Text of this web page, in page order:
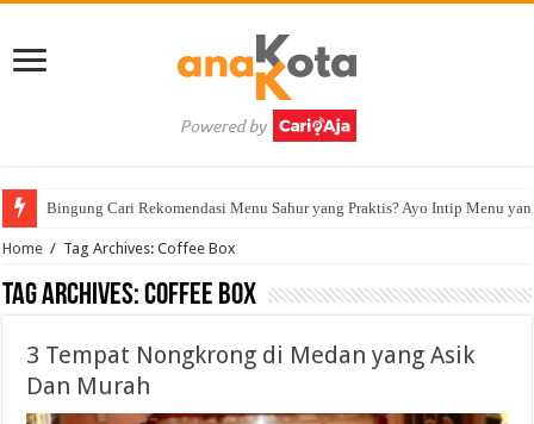
Bingung Cari Rekomendasi Menu Sahur yang Praktis? Ayo Intip Menu
Home / Tag Archives: Coffee Box
Tag Archives:Coffee Box
3 Tempat Nongkrong di Medan yang Asik
Dan Murah